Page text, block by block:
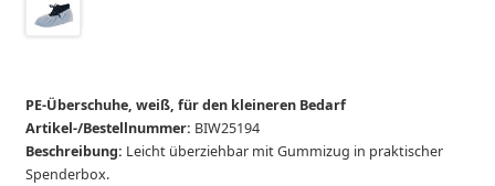
PE-Überschuhe, weiß, für den kleineren Bedarf
Artikel-/Bestellnummer: BIW25194
Beschreibung: Leicht überziehbar mit Gummizug in praktischer
Spenderbox.